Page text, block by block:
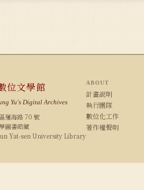
位文學館
Yu's Digital Archives
蓮海路 70 號
圖書館藏
Yat-sen University Library
ABOUT
計畫說明
執行團隊
數位化工作
著作權聲明